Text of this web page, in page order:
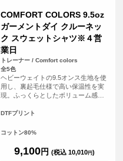
COMFORT COLORS 9.5oz
ガーメントダイ クルーネッ
ク スウェットシャツ※４営
業日
トレーナー / Comfort colors
全5色
ヘビーウェイトの9.5オンス生地を使
用し、裏起毛仕様で高い保温性を実
現。ふっくらとしたボリューム感が
増すガーメントダイ（製品染め）な
ながら存在感があり、カジュアルか
躍するアイテムです。 <br> ※お客様
の閲覧環境により、商品の色が実際
DTFプリント
コットン80%
9,100円 (税込 10,010円)